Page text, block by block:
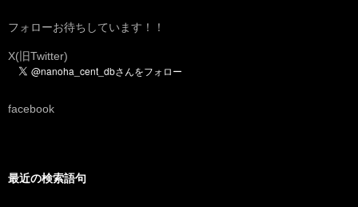
フォローお待ちしています！！
X(旧Twitter)
facebook
最近の検索語句